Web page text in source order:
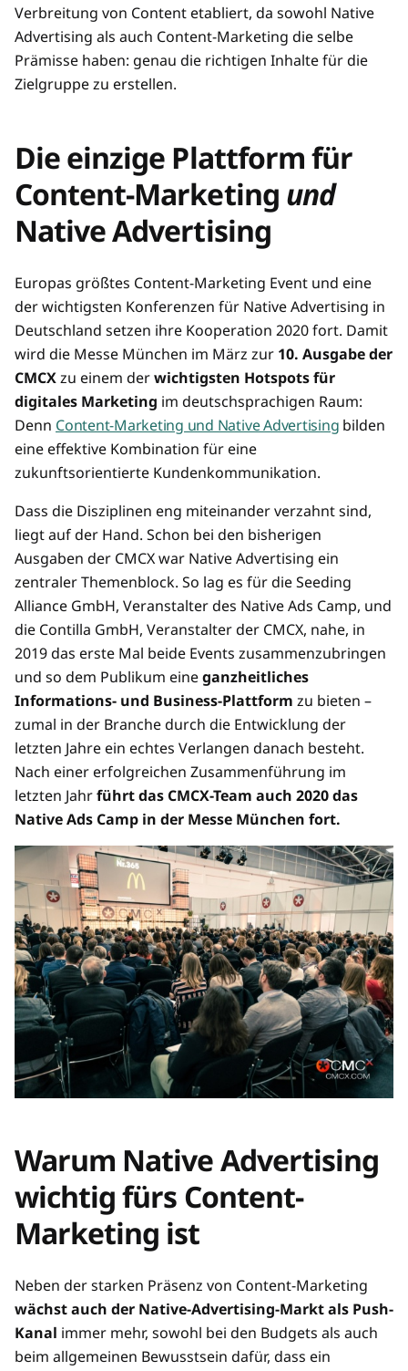
Verbreitung von Content etabliert, da sowohl Native
Advertising als auch Content-Marketing die selbe
Prämisse haben: genau die richtigen Inhalte für die
Zielgruppe zu erstellen.
Die einzige Plattform für
Content-Marketing und
Native Advertising
Europas größtes Content-Marketing Event und eine
der wichtigsten Konferenzen für Native Advertising in
Deutschland setzen ihre Kooperation 2020 fort. Damit
wird die Messe München im März zur 10. Ausgabe der
CMCXzu einem derwichtigsten Hotspots für
digitales Marketing im deutschsprachigen Raum:
Denn Content-Marketing und Native Advertising bilden
eine effektive Kombination für eine
zukunftsorientierte Kundenkommunikation.
Dass die Disziplinen eng miteinander verzahnt sind,
liegt auf der Hand. Schon bei den bisherigen
Ausgaben der CMCX war Native Advertising ein
zentraler Themenblock. So lag es für die Seeding
Alliance GmbH, Veranstalter des Native Ads Camp, und
die Contilla GmbH, Veranstalter der CMCX, nahe, in
2019 das erste Mal beide Events zusammenzubringen
und so dem Publikum eineganzheitliches
Informations- und Business-Plattform zu bieten –
zumal in der Branche durch die Entwicklung der
letzten Jahre ein echtes Verlangen danach besteht.
Nach einer erfolgreichen Zusammenführung im
letzten Jahrführt das CMCX-Team auch 2020 das
Native Ads Camp in der Messe München fort.
Warum Native Advertising
wichtig fürs Content-
Marketing ist
Neben der starken Präsenz von Content-Marketing
wächst auch der Native-Advertising-Markt als Push-
Kanal immer mehr, sowohl bei den Budgets als auch
beim allgemeinen Bewusstsein dafür, dass ein